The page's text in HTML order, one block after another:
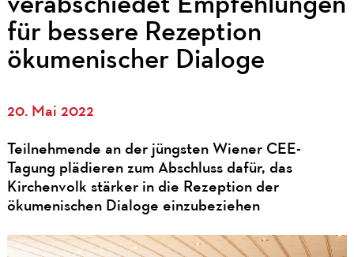
verabschiedet Empfehlungen
für bessere Rezeption
ökumenischer Dialoge
20. Mai 2022
Teilnehmende an der jüngsten Wiener CEE-
Tagung plädieren zum Abschluss dafür, das
Kirchenvolk stärker in die Rezeption der
ökumenischen Dialoge einzubeziehen